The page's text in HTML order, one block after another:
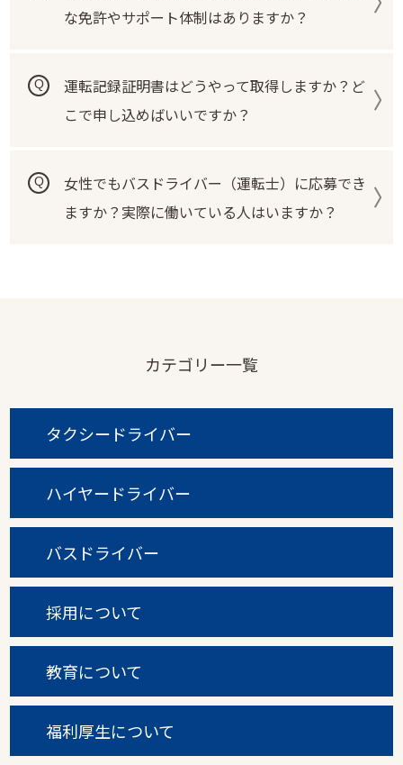
な免許やサポート体制はありますか？
運転記録証明書はどうやって取得しますか？ど
こで申し込めばいいですか？
女性でもバスドライバー（運転士）に応募でき
ますか？実際に働いている人はいますか？
カテゴリー一覧
タクシードライバー
ハイヤードライバー
バスドライバー
採用について
教育について
福利厚生について